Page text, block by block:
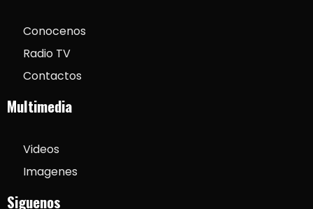
Conocenos
Radio TV
Contactos
Multimedia
Videos
Imagenes
Siguenos